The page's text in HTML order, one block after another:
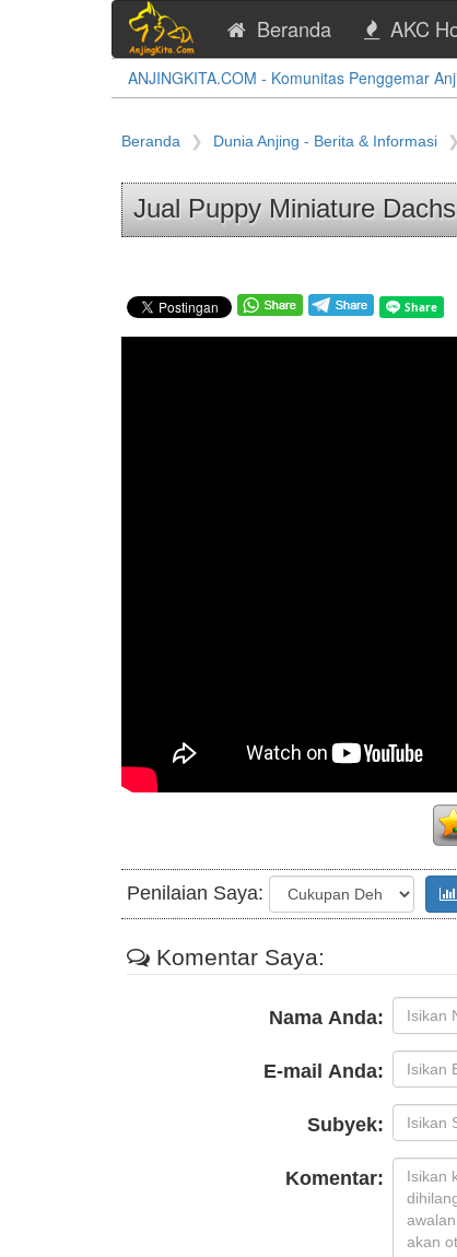
Beranda AKC
ANJINGKITA.COM - Komunitas Penggemar
Beranda Dunia Anjing - Berita & Informasi
Jual Puppy Miniature
Penilaian Saya:
Komentar Saya:
Nama Anda:
E-mail Anda:
Subyek:
Komentar: